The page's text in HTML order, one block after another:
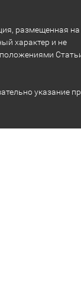
размещенная на
характер и не
указание